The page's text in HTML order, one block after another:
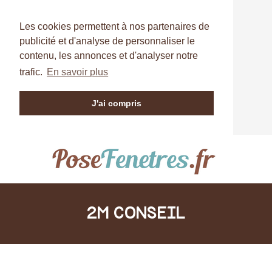
Les cookies permettent à nos partenaires de
publicité et d'analyse de personnaliser le
contenu, les annonces et d'analyser notre
trafic. En savoir plus
J'ai compris
2M CONSEIL